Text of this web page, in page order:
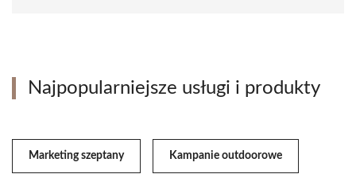
Najpopularniejsze usługi i produkty
Marketing szeptany Kampanie outdoorowe